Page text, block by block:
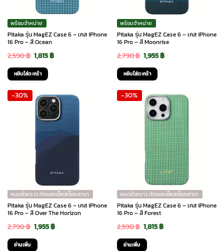
พร้อมจำหน่าย
Pitaka รุ่น MagEZ Case 6 – เคส iPhone
16 Pro – สี Ocean
2,590฿ Original
price
was:
2,590 ฿.
1,815฿Current
1,815 ฿.
หยิบใส่ตะกร้า
พร้อมจำหน่าย
Pitaka รุ่น MagEZ Case 6 – เคส iPhone
16 Pro – สี Moonrise
2,790฿ Original
price
was:
2,790 ฿.
1,955฿Current
1,955 ฿.
หยิบใส่ตะกร้า
-30%
หมดชั่วคราว ทักแชทเช็คสต๊อกสาขา
Pitaka รุ่น MagEZ Case 6 – เคส iPhone
16 Pro – สี Over The Horizon
2,790฿ Original
price
1,955฿Current
อ่านเพิ่ม
-30%
หมดชั่วคราว ทักแชทเช็คสต๊อกสาขา
Pitaka รุ่น MagEZ Case 6 – เคส iPhone
16 Pro – สี Forest
2,590฿ Original
price
1,815฿Current
อ่านเพิ่ม